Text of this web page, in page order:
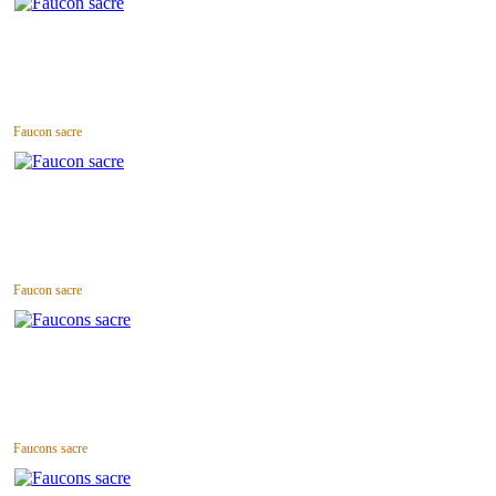
Faucon sacre
Faucon sacre
Faucons sacre